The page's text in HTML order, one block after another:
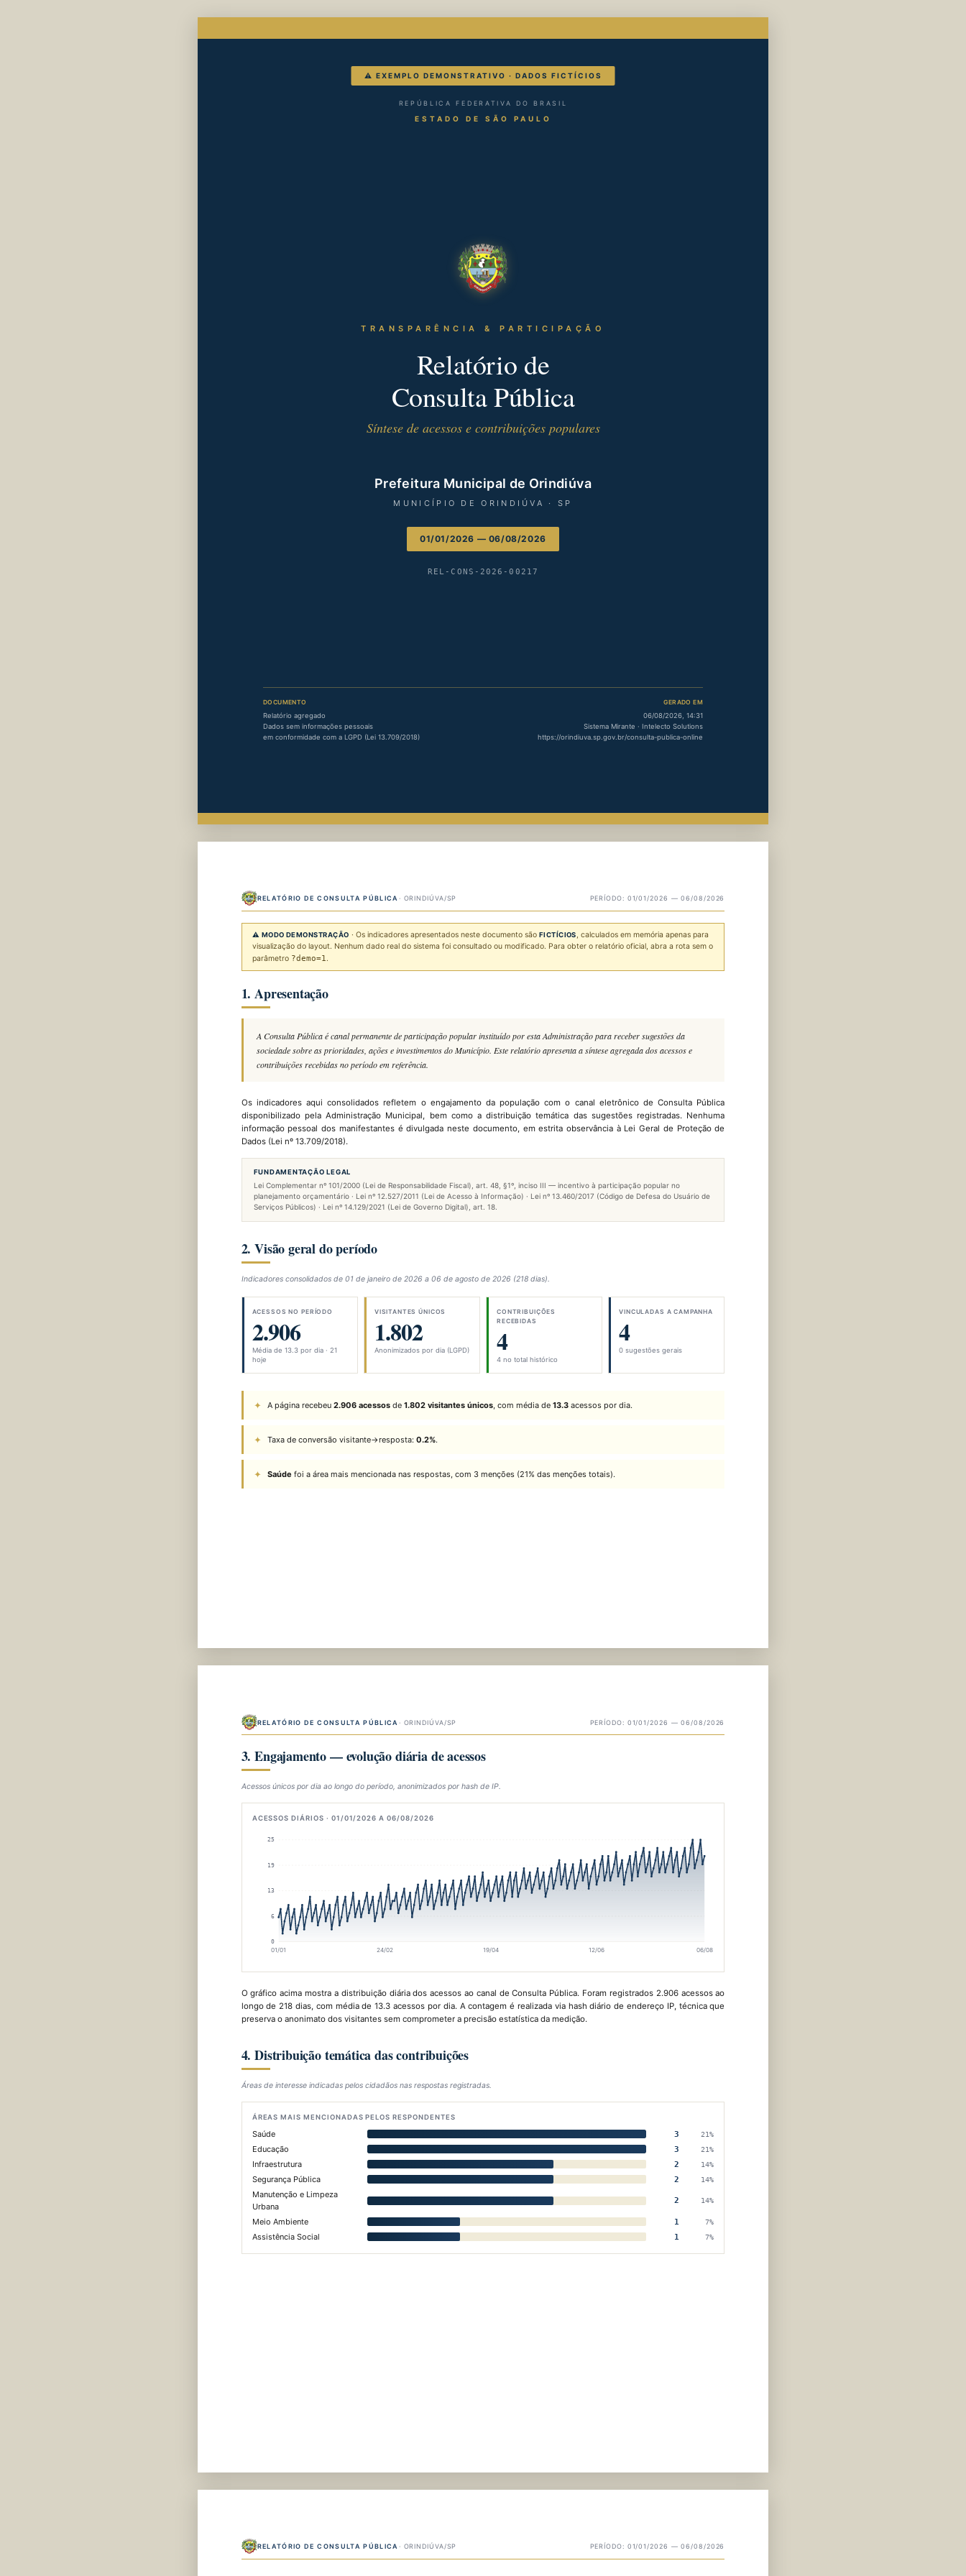
⚠ EXEMPLO DEMONSTRATIVO · DADOS FICTÍCIOS
REPÚBLICA FEDERATIVA DO BRASIL
ESTADO DE SÃO PAULO
TRANSPARÊNCIA & PARTICIPAÇÃO
Relatório de
Consulta Pública
Síntese de acessos e contribuições populares
Prefeitura Municipal de Orindiúva
MUNICÍPIO DE ORINDIÚVA · SP
01/01/2026 — 06/08/2026
REL-CONS-2026-00217
DOCUMENTO
Relatório agregado
Dados sem informações pessoais
em conformidade com a LGPD (Lei 13.709/2018)
GERADO EM
06/08/2026, 14:31
Sistema Mirante · Intelecto Solutions
https://orindiuva.sp.gov.br/consulta-publica-online
RELATÓRIO DE CONSULTA PÚBLICA · ORINDIÚVA/SP PERÍODO: 01/01/2026 — 06/08/2026
⚠ MODO DEMONSTRAÇÃO · Os indicadores apresentados neste documento são FICTÍCIOS
, calculados em memória apenas para
visualização do layout. Nenhum dado real do sistema foi consultado ou modificado. Para obter o relatório oficial, abra a rota sem o
parâmetro ?demo=1 .
1. Apresentação
A Consulta Pública é canal permanente de participação popular instituído por esta Administração para receber sugestões da
sociedade sobre as prioridades, ações e investimentos do Município. Este relatório apresenta a síntese agregada dos acessos e
contribuições recebidas no período em referência.
Os indicadores aqui consolidados refletem o engajamento da população com o canal eletrônico de Consulta Pública
disponibilizado pela Administração Municipal, bem como a distribuição temática das sugestões registradas. Nenhuma
informação pessoal dos manifestantes é divulgada neste documento, em estrita observância à Lei Geral de Proteção de
Dados (Lei nº 13.709/2018).
FUNDAMENTAÇÃO LEGAL
Lei Complementar nº 101/2000 (Lei de Responsabilidade Fiscal), art. 48, §1º, inciso III — incentivo à participação popular no
planejamento orçamentário · Lei nº 12.527/2011 (Lei de Acesso à Informação) · Lei nº 13.460/2017 (Código de Defesa do Usuário de
Serviços Públicos) · Lei nº 14.129/2021 (Lei de Governo Digital), art. 18.
2. Visão geral do período
Indicadores consolidados de 01 de janeiro de 2026 a 06 de agosto de 2026 (218 dias).
ACESSOS NO PERÍODO
2.906
Média de 13.3 por dia · 21
hoje
VISITANTES ÚNICOS
1.802
Anonimizados por dia (LGPD)
CONTRIBUIÇÕES
RECEBIDAS
4
4 no total histórico
VINCULADAS A CAMPANHA
4
0 sugestões gerais
A página recebeu 2.906 acessosde 1.802 visitantes únicos, com média de 13.3acessos por dia.
Taxa de conversão visitante→resposta: 0.2%.
Saúde foi a área mais mencionada nas respostas, com 3 menções (21% das menções totais).
RELATÓRIO DE CONSULTA PÚBLICA · ORINDIÚVA/SP PERÍODO: 01/01/2026 — 06/08/2026
3. Engajamento — evolução diária de acessos
Acessos únicos por dia ao longo do período, anonimizados por hash de IP.
ACESSOS DIÁRIOS · 01/01/2026 A 06/08/2026
0
6
13
19
25
01/01 24/02 19/04 12/06 06/08
O gráfico acima mostra a distribuição diária dos acessos ao canal de Consulta Pública. Foram registrados 2.906 acessos ao
longo de 218 dias, com média de 13.3 acessos por dia. A contagem é realizada via hash diário de endereço IP, técnica que
preserva o anonimato dos visitantes sem comprometer a precisão estatística da medição.
4. Distribuição temática das contribuições
Áreas de interesse indicadas pelos cidadãos nas respostas registradas.
ÁREAS MAIS MENCIONADAS PELOS RESPONDENTES
Saúde 3 21%
Educação 3 21%
Infraestrutura 2 14%
Segurança Pública 2 14%
Manutenção e Limpeza
Urbana
2 14%
Meio Ambiente 1 7%
Assistência Social 1 7%
RELATÓRIO DE CONSULTA PÚBLICA · ORINDIÚVA/SP PERÍODO: 01/01/2026 — 06/08/2026